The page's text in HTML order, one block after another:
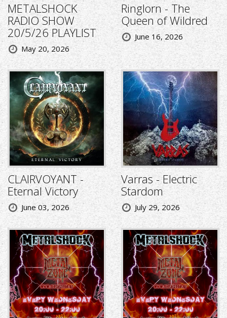
METALSHOCK
RADIO SHOW
20/5/26 PLAYLIST
May 20, 2026
Ringlorn - The
Queen of Wildred
June 16, 2026
CLAIRVOYANT -
Eternal Victory
June 03, 2026
Varras - Electric
Stardom
July 29, 2026